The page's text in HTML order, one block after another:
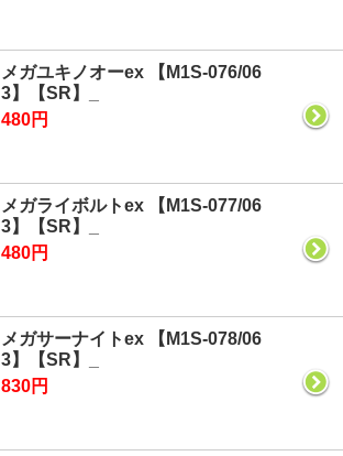
メガユキノオーex 【M1S-076/06
3】【SR】_
480円
メガライボルトex 【M1S-077/06
3】【SR】_
480円
メガサーナイトex 【M1S-078/06
3】【SR】_
830円